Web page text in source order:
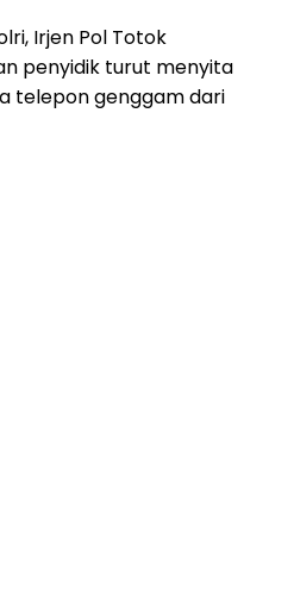
Irjen Pol Totok
penyidik turut menyita
telepon genggam dari